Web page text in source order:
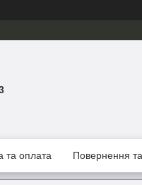
та оплата Повернення